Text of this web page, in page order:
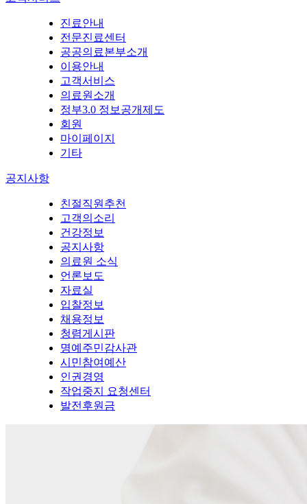
진료안내
전문진료센터
공공의료본부소개
이용안내
고객서비스
의료원소개
정부3.0 정보공개제도
회원
마이페이지
기타
공지사항
친절직원추천
고객의소리
건강정보
공지사항
의료원 소식
언론보도
자료실
입찰정보
채용정보
청렴게시판
명예주민감사관
시민참여예산
인권경영
작업중지 요청센터
발전후원금